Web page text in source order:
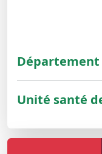
Département
Unité santé